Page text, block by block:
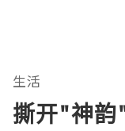
生活
撕开"神韵